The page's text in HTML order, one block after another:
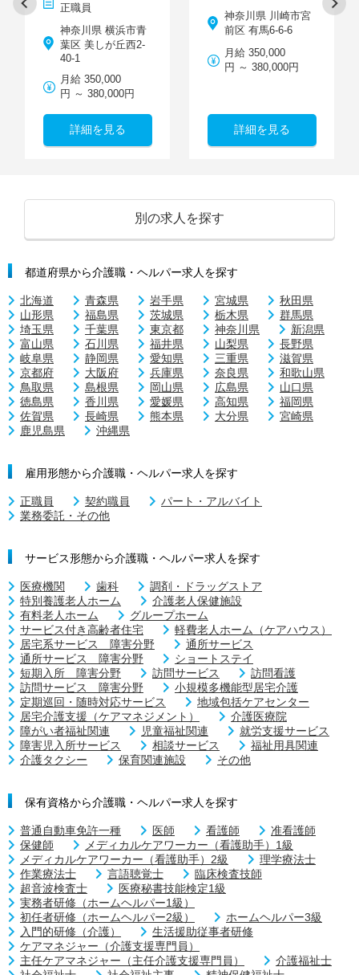
正職員
神奈川県 横浜市青
葉区 美しが丘西2-
40-1
月給 350,000
円 ～ 380,000円
詳細を見る
神奈川県 川崎市宮
前区 有馬6-6-6
月給 350,000
円 ～ 380,000円
詳細を見る
別の求人を探す
都道府県から介護職・ヘルパー求人を探す
北海道 青森県 岩手県 宮城県
秋田県
山形県
福島県 茨城県 栃木県
群馬県
埼玉県
千葉県 東京都 神奈川県
新潟県
富山県
石川県 福井県 山梨県
長野県
岐阜県
静岡県 愛知県 三重県
滋賀県
京都府
大阪府 兵庫県 奈良県
和歌山県
鳥取県
島根県 岡山県 広島県
山口県
徳島県
香川県 愛媛県 高知県
福岡県
佐賀県
長崎県 熊本県 大分県
宮崎県
鹿児島県
沖縄県
雇用形態から介護職・ヘルパー求人を探す
正職員 契約職員
パート・アルバイト
業務委託・その他
サービス形態から介護職・ヘルパー求人を探す
医療機関 歯科
調剤・ドラッグストア
特別養護老人ホーム
介護老人保健施設
有料老人ホーム
グループホーム
サービス付き高齢者住宅
軽費老人ホーム（ケアハウス）
居宅系サービス 障害分野
通所サービス
通所サービス 障害分野
ショートステイ
短期入所 障害分野
訪問サービス
訪問看護
訪問サービス 障害分野
小規模多機能型居宅介護
定期巡回・随時対応サービス
地域包括ケアセンター
居宅介護支援（ケアマネジメント）
介護医療院
障がい者福祉関連
児童福祉関連
就労支援サービス
障害児入所サービス
相談サービス
福祉用具関連
介護タクシー
保育関連施設 その他
保有資格から介護職・ヘルパー求人を探す
普通自動車免許一種 医師 看護師
准看護師
保健師
メディカルケアワーカー（看護助手）1級
メディカルケアワーカー（看護助手）2級
理学療法士
作業療法士
言語聴覚士
臨床検査技師
超音波検査士
医療秘書技能検定1級
実務者研修（ホームヘルパー1級）
初任者研修（ホームヘルパー2級）
ホームヘルパー3級
入門的研修（介護）
生活援助従事者研修
ケアマネジャー（介護支援専門員）
主任ケアマネジャー（主任介護支援専門員）
介護福祉士